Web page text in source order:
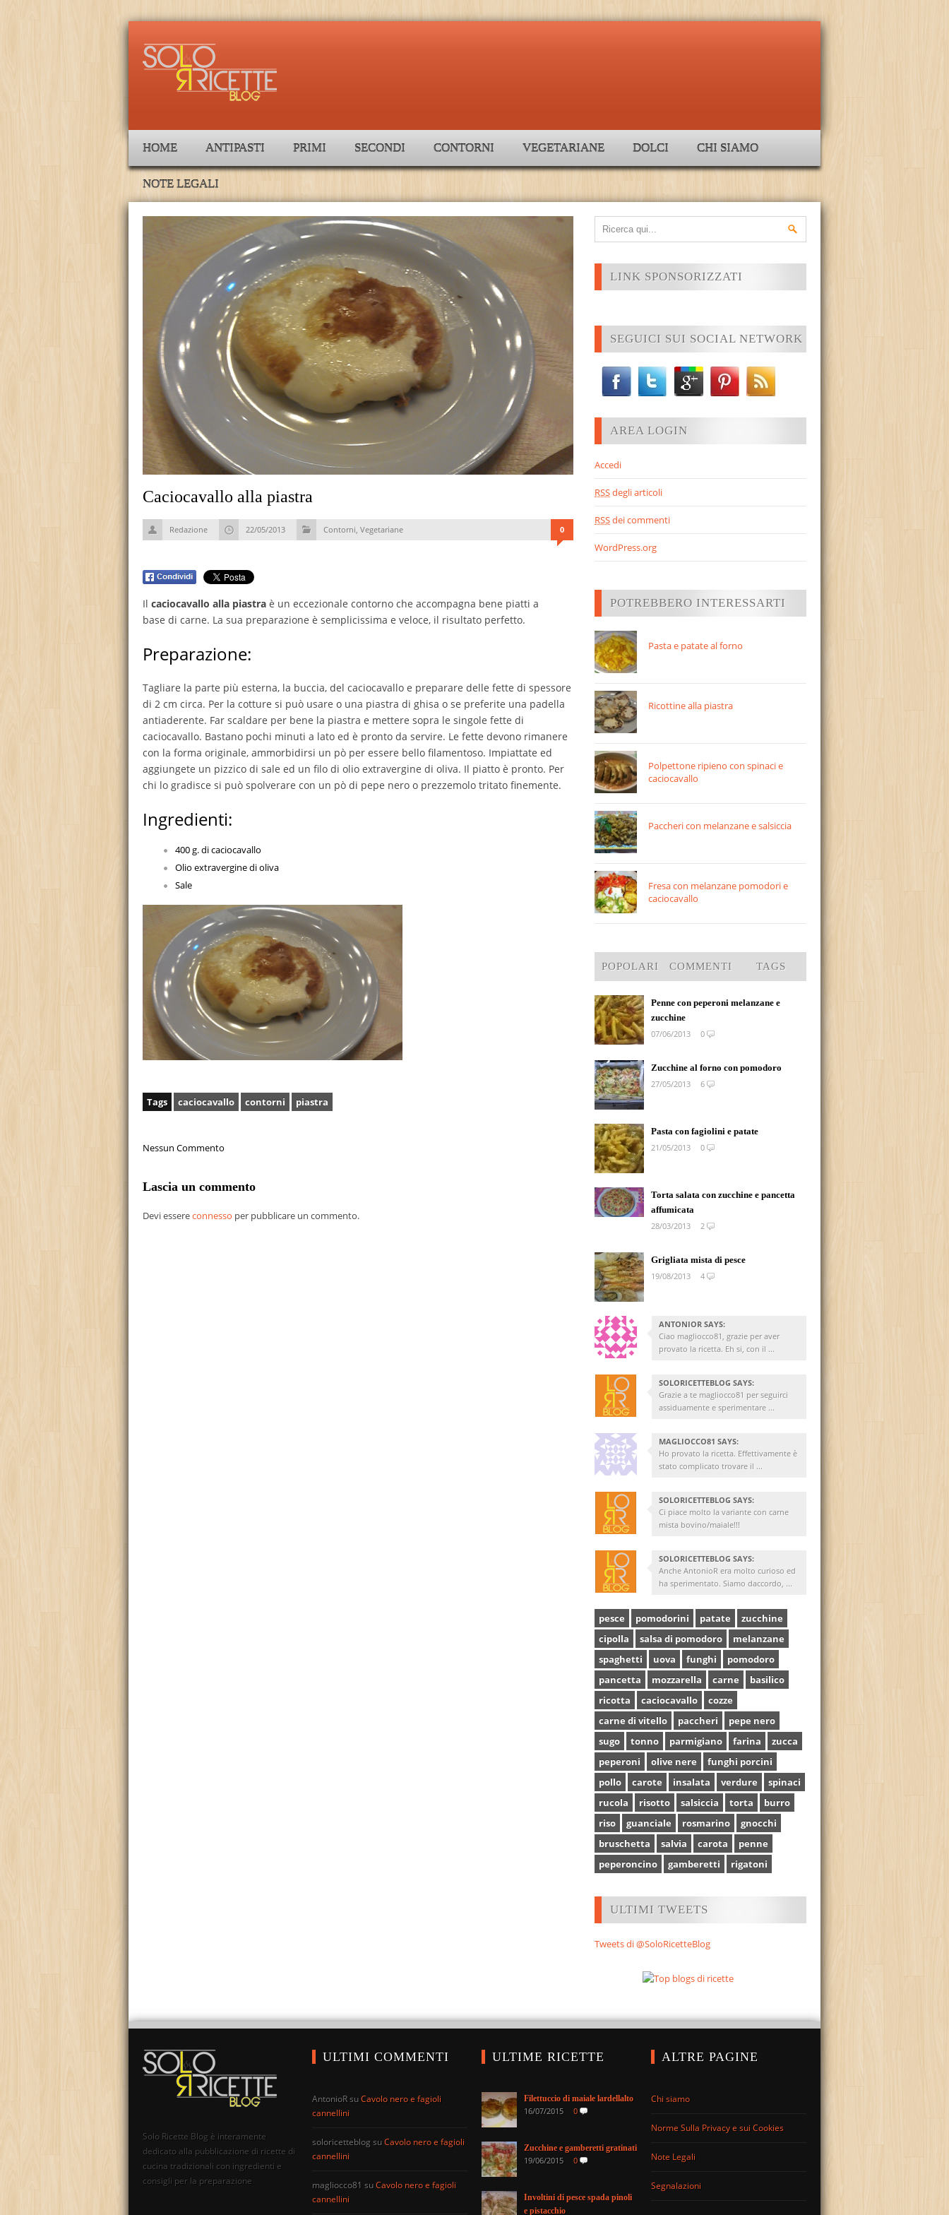
HOME ANTIPASTI PRIMI SECONDI CONTORNI VEGETARIANE DOLCI CHI SIAMO
NOTE LEGALI
Caciocavallo alla piastra
Redazione 22/05/2013 Contorni, Vegetariane 0
Il caciocavallo alla piastra è un eccezionale contorno che accompagna bene piatti a
base di carne. La sua preparazione è semplicissima e veloce, il risultato perfetto.
Preparazione:
Tagliare la parte più esterna, la buccia, del caciocavallo e preparare delle fette di spessore
di 2 cm circa. Per la cotture si può usare o una piastra di ghisa o se preferite una padella
antiaderente. Far scaldare per bene la piastra e mettere sopra le singole fette di
caciocavallo. Bastano pochi minuti a lato ed è pronto da servire. Le fette devono rimanere
con la forma originale, ammorbidirsi un pò per essere bello filamentoso. Impiattate ed
aggiungete un pizzico di sale ed un filo di olio extravergine di oliva. Il piatto è pronto. Per
chi lo gradisce si può spolverare con un pò di pepe nero o prezzemolo tritato finemente.
Ingredienti:
400 g. di caciocavallo
Olio extravergine di oliva
Sale
Tags caciocavallo contorni piastra
Nessun Commento
Lascia un commento
Devi essereconnesso per pubblicare un commento.
LINK SPONSORIZZATI
SEGUICI SUI SOCIAL NETWORK
AREA LOGIN
Accedi
RSSdegli articoli
RSSdei commenti
WordPress.org
POTREBBERO INTERESSARTI
Pasta e patate al forno
Ricottine alla piastra
Polpettone ripieno con spinaci e
caciocavallo
Paccheri con melanzane e salsiccia
Fresa con melanzane pomodori e
caciocavallo
POPOLARI COMMENTI TAGS
Penne con peperoni melanzane e
zucchine
07/06/2013
0
Zucchine al forno con pomodoro
27/05/2013
6
Pasta con fagiolini e patate
21/05/2013
0
Torta salata con zucchine e pancetta
affumicata
28/03/2013
2
Grigliata mista di pesce
19/08/2013
4
ANTONIOR SAYS:
Ciao magliocco81, grazie per aver
provato la ricetta. Eh si, con il ...
SOLORICETTEBLOG SAYS:
Grazie a te magliocco81 per seguirci
assiduamente e sperimentare ...
MAGLIOCCO81 SAYS:
Ho provato la ricetta. Effettivamente è
stato complicato trovare il ...
SOLORICETTEBLOG SAYS:
Ci piace molto la variante con carne
mista bovino/maiale!!!
SOLORICETTEBLOG SAYS:
Anche AntonioR era molto curioso ed
ha sperimentato. Siamo daccordo, ...
pesce pomodorini patate
zucchine
cipolla
salsa di pomodoro
melanzane
spaghetti
uova funghi
pomodoro
pancetta
mozzarella carne
basilico
ricotta
caciocavallo
cozze
carne di vitello
paccheri
pepe nero
sugo
tonno parmigiano farina
zucca
peperoni
olive nere
funghi porcini
pollo
carote insalata verdure
spinaci
rucola
risotto salsiccia torta
burro
riso
guanciale rosmarino
gnocchi
bruschetta
salvia carota
penne
peperoncino
gamberetti rigatoni
ULTIMI TWEETS
Tweets di @SoloRicetteBlog
Solo Ricette Blog è interamente
dedicato alla pubblicazione di ricette di
cucina tradizionali con ingredienti e
consigli per la preparazione
ULTIMI COMMENTI
AntonioRsuCavolo nero e fagioli
cannellini
soloricetteblogsuCavolo nero e fagioli
cannellini
magliocco81 suCavolo nero e fagioli
cannellini
ULTIME RICETTE
Filettuccio di maiale lardellalto
16/07/2015 0
Zucchine e gamberetti gratinati
19/06/2015 0
Involtini di pesce spada pinoli
e pistacchio
ALTRE PAGINE
Chi siamo
Norme Sulla Privacy e sui Cookies
Note Legali
Segnalazioni